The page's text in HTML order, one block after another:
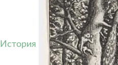
История